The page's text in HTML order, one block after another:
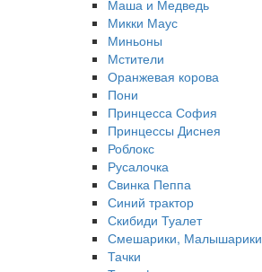
Маша и Медведь
Микки Маус
Миньоны
Мстители
Оранжевая корова
Пони
Принцесса София
Принцессы Диснея
Роблокс
Русалочка
Свинка Пеппа
Синий трактор
Скибиди Туалет
Смешарики, Малышарики
Тачки